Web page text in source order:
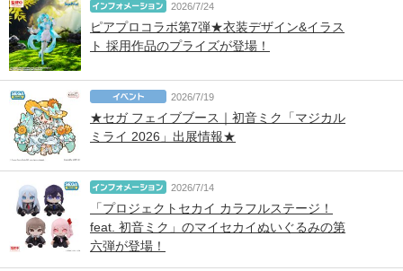
2026/7/24
ピアプロコラボ第7弾★衣装デザイン&イラス
ト 採用作品のプライズが登場！
2026/7/19
★セガ フェイブブース｜初音ミク「マジカル
ミライ 2026」出展情報★
2026/7/14
「プロジェクトセカイ カラフルステージ！
feat. 初音ミク」のマイセカイぬいぐるみの第
六弾が登場！